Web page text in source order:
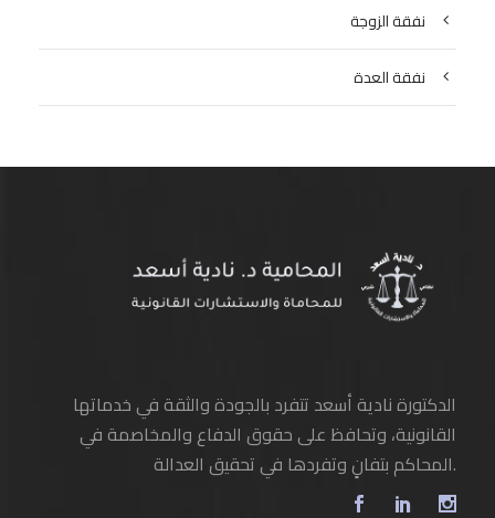
نفقة الزوجة
نفقة العدة
الدكتورة نادية أسعد تتفرد بالجودة والثقة في خدماتها
القانونية، وتحافظ على حقوق الدفاع والمخاصمة في
المحاكم بتفانٍ وتفردها في تحقيق العدالة.